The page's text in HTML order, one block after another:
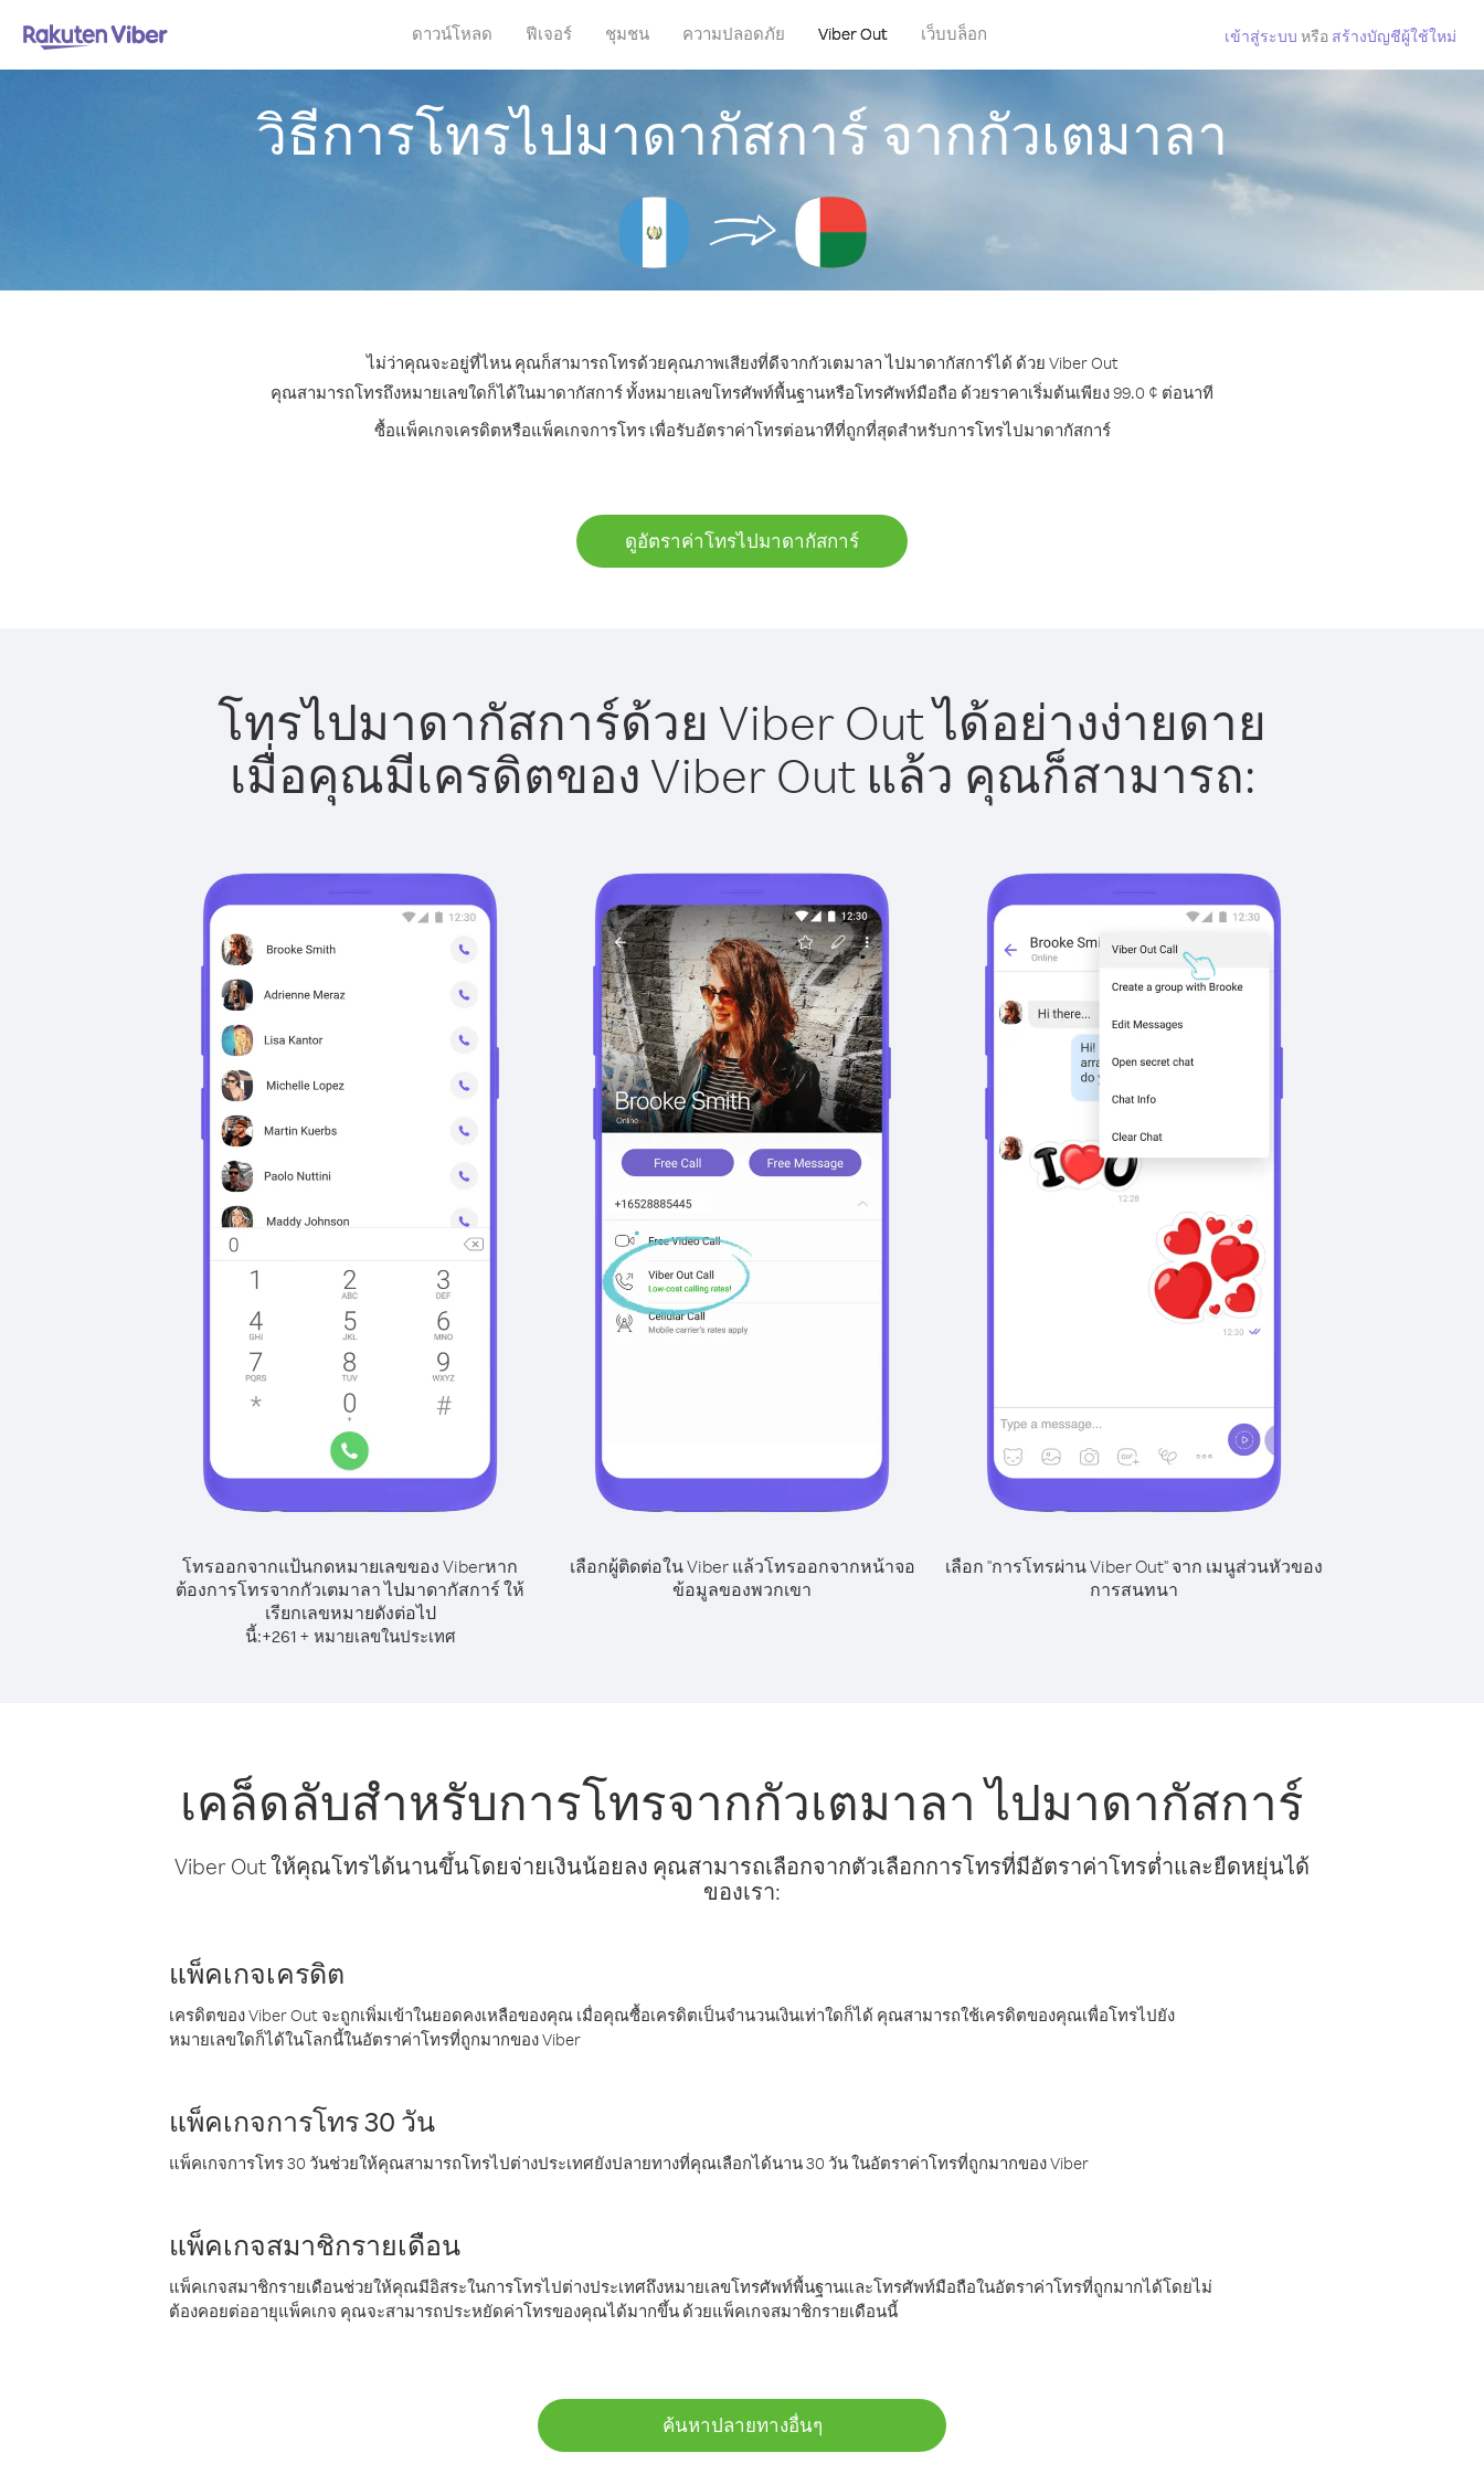
ดาวน์โหลด ฟีเจอร์ ชุมชน ความปลอดภัย Viber Out เว็บบล็อก เข้าสู่ระบบ หรือ สร้างบัญชีผู้ใช้ใหม่
วิธีการโทรไปมาดากัสการ์ จากกัวเตมาลา
ไม่ว่าคุณจะอยู่ที่ไหน คุณก็สามารถโทรด้วยคุณภาพเสียงที่ดีจากกัวเตมาลา ไปมาดากัสการ์ได้ ด้วย Viber Out
คุณสามารถโทรถึงหมายเลขใดก็ได้ในมาดากัสการ์ ทั้งหมายเลขโทรศัพท์พื้นฐานหรือโทรศัพท์มือถือ ด้วยราคาเริ่มต้นเพียง 99.0 ¢ ต่อนาที
ซื้อแพ็คเกจเครดิตหรือแพ็คเกจการโทร เพื่อรับอัตราค่าโทรต่อนาทีที่ถูกที่สุดสำหรับการโทรไปมาดากัสการ์
ดูอัตราค่าโทรไปมาดากัสการ์
โทรไปมาดากัสการ์ด้วย Viber Out ได้อย่างง่ายดาย
เมื่อคุณมีเครดิตของ Viber Out แล้ว คุณก็สามารถ:
โทรออกจากแป้นกดหมายเลขของ Viberหาก
ต้องการโทรจากกัวเตมาลา ไปมาดากัสการ์ ให้
เรียกเลขหมายดังต่อไป
นี้:+261+ หมายเลขในประเทศ
เลือกผู้ติดต่อใน Viber แล้วโทรออกจากหน้าจอ
ข้อมูลของพวกเขา
เลือก "การโทรผ่าน Viber Out" จาก เมนูส่วนหัวของ
การสนทนา
เคล็ดลับสำหรับการโทรจากกัวเตมาลา ไปมาดากัสการ์
Viber Out ให้คุณโทรได้นานขึ้นโดยจ่ายเงินน้อยลง คุณสามารถเลือกจากตัวเลือกการโทรที่มีอัตราค่าโทรต่ำและยืดหยุ่นได้
ของเรา:
แพ็คเกจเครดิต
เครดิตของ Viber Out จะถูกเพิ่มเข้าในยอดคงเหลือของคุณ เมื่อคุณซื้อเครดิตเป็นจำนวนเงินเท่าใดก็ได้ คุณสามารถใช้เครดิตของคุณเพื่อโทรไปยัง
หมายเลขใดก็ได้ในโลกนี้ในอัตราค่าโทรที่ถูกมากของ Viber
แพ็คเกจการโทร 30 วัน
แพ็คเกจการโทร 30 วันช่วยให้คุณสามารถโทรไปต่างประเทศยังปลายทางที่คุณเลือกได้นาน 30 วัน ในอัตราค่าโทรที่ถูกมากของ Viber
แพ็คเกจสมาชิกรายเดือน
แพ็คเกจสมาชิกรายเดือนช่วยให้คุณมีอิสระในการโทรไปต่างประเทศถึงหมายเลขโทรศัพท์พื้นฐานและโทรศัพท์มือถือในอัตราค่าโทรที่ถูกมากได้โดยไม่
ต้องคอยต่ออายุแพ็คเกจ คุณจะสามารถประหยัดค่าโทรของคุณได้มากขึ้น ด้วยแพ็คเกจสมาชิกรายเดือนนี้
ค้นหาปลายทางอื่นๆ